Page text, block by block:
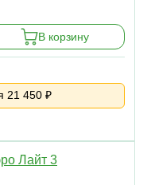
В корзину
21 450 ₽
Лайт 3